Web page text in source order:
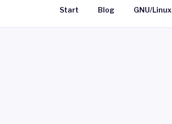
Start Blog GNU/Linux